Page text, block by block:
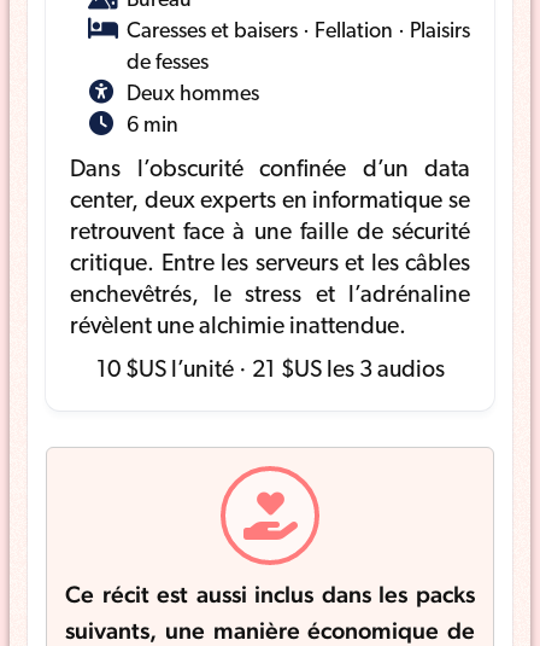
Caresses et baisers · Fellation · Plaisirs
de fesses
Deux hommes
6 min
Dans l’obscurité confinée d’un data
center, deux experts en informatique se
retrouvent face à une faille de sécurité
critique. Entre les serveurs et les câbles
enchevêtrés, le stress et l’adrénaline
révèlent une alchimie inattendue.
10 $USl’unité · 21 $USles 3 audios
Ce récit est aussi inclus dans les packs
suivants, une manière économique de